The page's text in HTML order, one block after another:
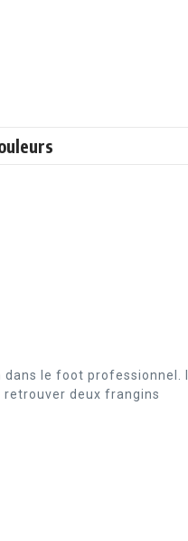
le foot professionnel. Il
retrouver deux frangins